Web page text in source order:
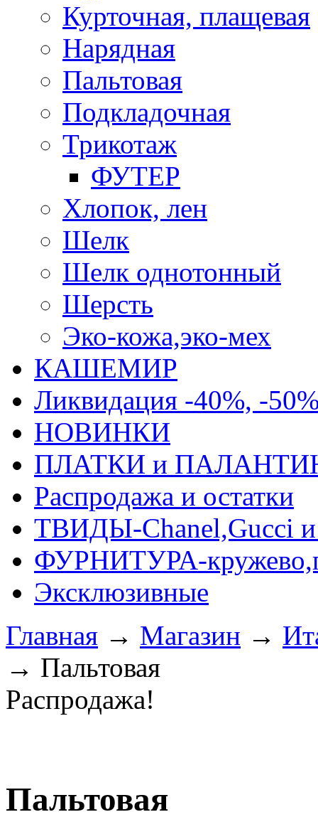
Курточная, плащевая
Нарядная
Пальтовая
Подкладочная
Трикотаж
ФУТЕР
Хлопок, лен
Шелк
Шелк однотонный
Шерсть
Эко-кожа,эко-мех
КАШЕМИР
Ликвидация -40%, -
НОВИНКИ
ПЛАТКИ и
Распродажа и остатки
ТВИДЫ-Сhanel,Gucci и
ФУРНИТУРА-
Эксклюзивные
Главная → Магазин →
→ Пальтовая
Распродажа!
Пальтовая